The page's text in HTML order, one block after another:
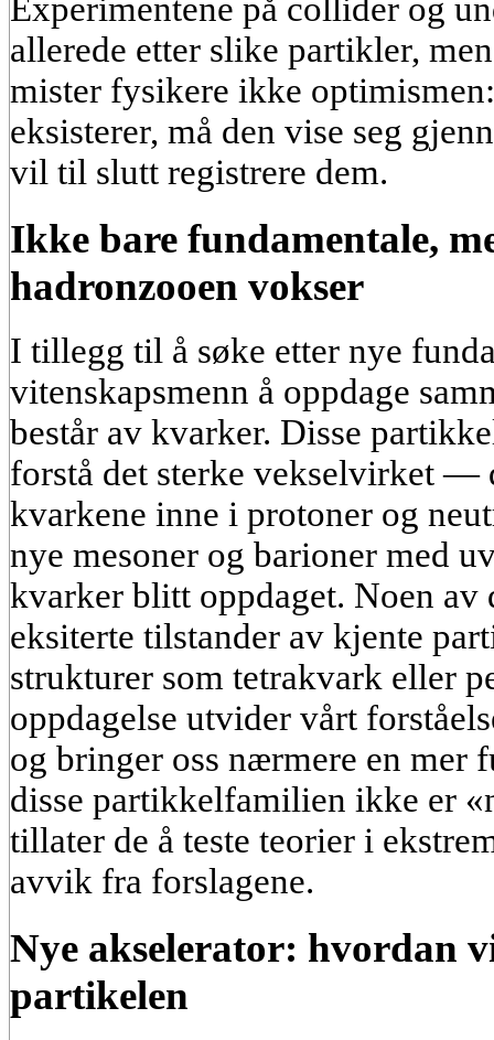
Experimentene på collider og
allerede etter slike partikler,
mister fysikere ikke
eksisterer, må den vise seg
vil til slutt registrere dem.
Ikke bare fundamentale,
hadronzooen vokser
I tillegg til å søke etter nye
vitenskapsmenn å oppdage
består av kvarker. Disse
forstå det sterke vekselvirket —
kvarkene inne i protoner og
nye mesoner og barioner med
kvarker blitt oppdaget. Noen av
eksiterte tilstander av kjente
strukturer som tetrakvark eller
oppdagelse utvider vårt
og bringer oss nærmere en mer
disse partikkelfamilien ikke er
tillater de å teste teorier i
avvik fra forslagene.
Nye akselerator: hvordan
partikelen